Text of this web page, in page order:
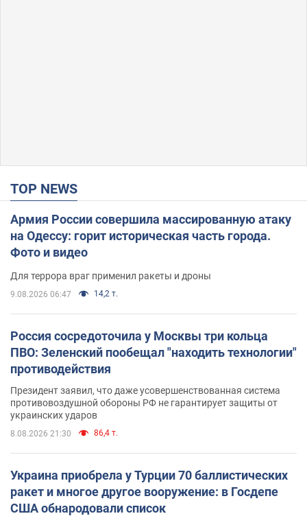
TOP NEWS
Армия России совершила массированную атаку
на Одессу: горит историческая часть города.
Фото и видео
Для террора враг применил ракеты и дроны
9.08.2026 06:47 14,2 т.
Россия сосредоточила у Москвы три кольца
ПВО: Зеленский пообещал "находить технологии"
противодействия
Президент заявил, что даже усовершенствованная система
противовоздушной обороны РФ не гарантирует защиты от
украинских ударов
8.08.2026 21:30 86,4 т.
Украина приобрела у Турции 70 баллистических
ракет и многое другое вооружение: в Госдепе
США обнародовали список